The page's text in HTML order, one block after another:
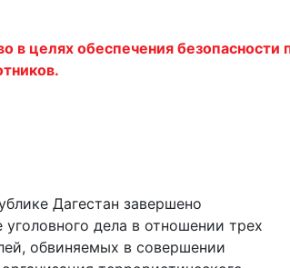
в целях обеспечения
Дагестан завершено
уголовного дела в отношении трех
обвиняемых в совершении